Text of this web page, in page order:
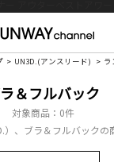
UN3D.(アンスリード) ラ
＆フルバック
対象商品： 0件
、ブラ＆フルバックの